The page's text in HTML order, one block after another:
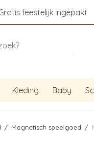
feestelijk ingepakt
Kleding Baby
/ Magnetisch speelgoed /